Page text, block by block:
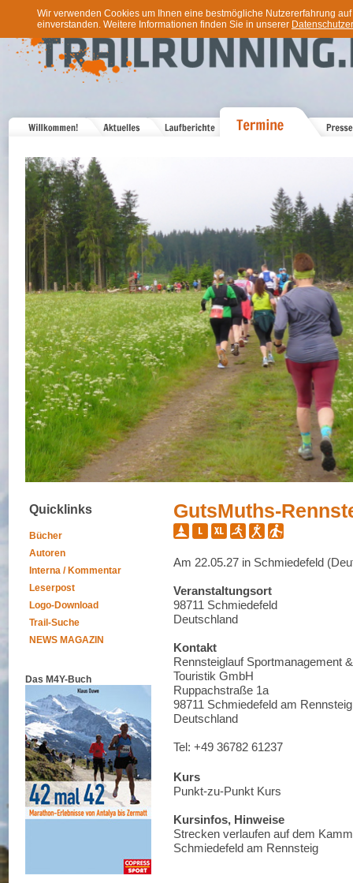
Wir verwenden Cookies um Ihnen eine bestmögliche Nutzererfahrung
einverstanden. Weitere Informationen finden Sie in unserer
Quicklinks
Bücher
Autoren
Interna / Kommentar
Leserpost
Logo-Download
Trail-Suche
NEWS MAGAZIN
Das M4Y-Buch
GutsMuths-
Am 22.05.27 in Schmiedefeld
Veranstaltungsort
98711 Schmiedefeld
Deutschland
Kontakt
Rennsteiglauf Sportmanagement &
Touristik GmbH
Ruppachstraße 1a
98711 Schmiedefeld am Rennsteig
Deutschland
Tel: +49 36782 61237
Kurs
Punkt-zu-Punkt Kurs
Kursinfos, Hinweise
Strecken verlaufen auf dem
Schmiedefeld am Rennsteig